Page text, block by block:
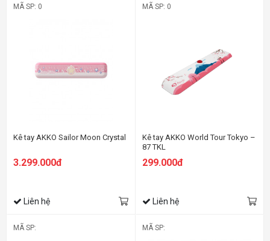
MÃ SP: 0
Kê tay AKKO Sailor Moon Crystal
3.299.000đ
Liên hệ
MÃ SP: 0
Kê tay AKKO World Tour Tokyo –
87 TKL
299.000đ
Liên hệ
MÃ SP: MÃ SP: